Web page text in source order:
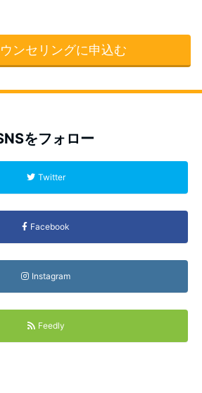
ンセリングに申込む
をフォロー
Twitter
Facebook
Instagram
Feedly